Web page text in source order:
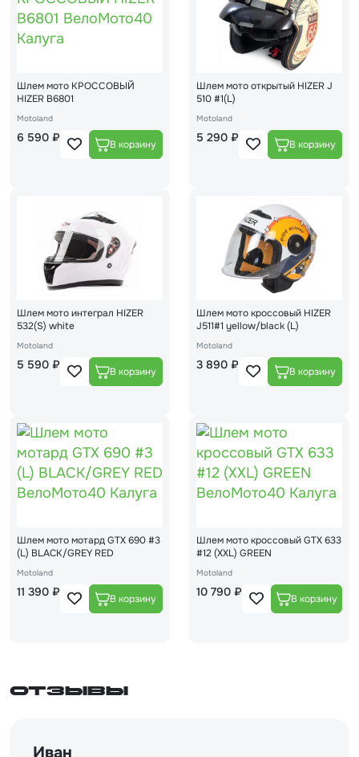
Шлем мото КРОССОВЫЙ
HIZER В6801
Motoland
6 590 ₽
Шлем мото открытый HIZER J
510 #1(L)
Motoland
5 290 ₽
Шлем мото интеграл HIZER
532(S) white
Motoland
5 590 ₽
Шлем мото кроссовый HIZER
J511#1 yellow/black (L)
Motoland
3 890 ₽
Шлем мото мотард GTX 690 #3
(L) BLACK/GREY RED
Motoland
11 390 ₽
Шлем мото кроссовый GTX 633
#12 (XXL) GREEN
Motoland
10 790 ₽
Отзывы
Иван